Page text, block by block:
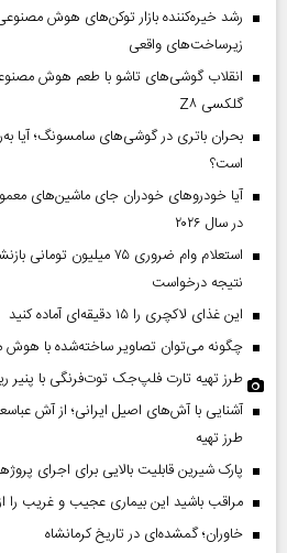
زیرساخت‌های واقعی
انقلاب گوشی‌های تاشو‌ با طعم هوش
گلکسی Z۸
است؟
آیا خودروهای خودران جای ماشین‌های
در سال ۲۰۲۶
استعلام وام ضروری ۷۵
نتیجه درخواست
این غذای لاکچری را ۱۵ دقیقه‌ای آماده کنید
چگونه می‌توان تصاویر ساخته‌شده با
طرز تهیه تارت فلپ‌جک توت‌فرنگی با پنیر
آشنایی با آش‌های اصیل ایرانی؛ از آش
طرز تهیه
پارک شیرین قابلیت‌ بالایی برای اجرای
مراقب باشید این بیماری عجیب و غریب را
خاوران؛ گمشده‌ای در تاریخ کرمانشاه